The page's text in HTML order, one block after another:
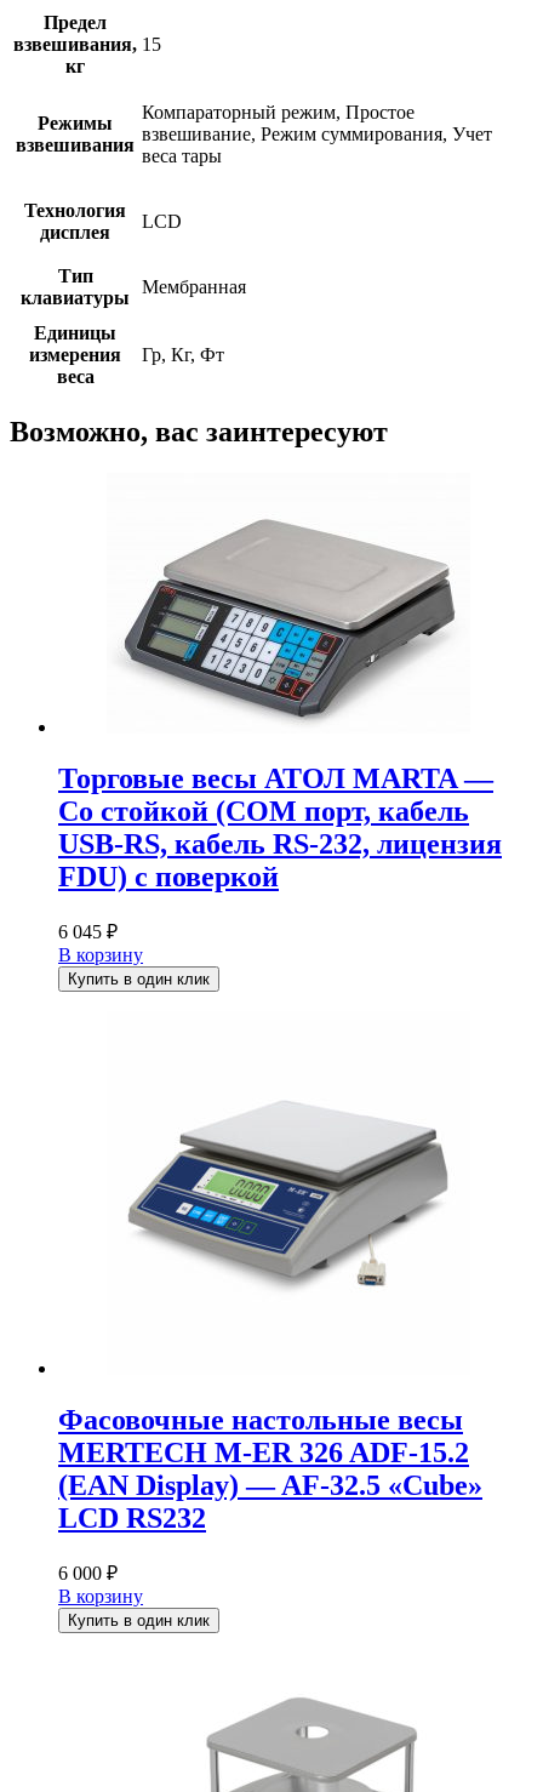
Предел
взвешивания,
кг
15
Режимы
взвешивания
Компараторный режим, Простое
взвешивание, Режим суммирования, Учет
веса тары
Технология
дисплея
LCD
Тип
клавиатуры
Мембранная
Единицы
измерения
веса
Гр, Кг, Фт
Возможно, вас заинтересуют
Торговые весы АТОЛ MARTA —
Со стойкой (СОМ порт, кабель
USB-RS, кабель RS-232, лицензия
FDU) с поверкой
6 045 ₽
В корзину
Купить в один клик
Фасовочные настольные весы
MERTECH M-ER 326 ADF-15.2
(EAN Display) — AF-32.5 «Cube»
LCD RS232
6 000 ₽
В корзину
Купить в один клик